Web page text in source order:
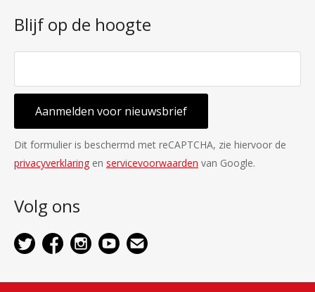
Blijf op de hoogte
Aanmelden voor nieuwsbrief
Dit formulier is beschermd met reCAPTCHA, zie hiervoor de
privacyverklaring en servicevoorwaarden van Google.
Volg ons